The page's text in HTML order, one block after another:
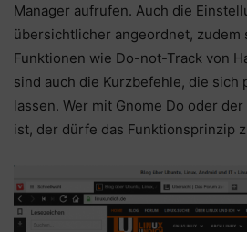
Manager aufrufen. Auch die
übersichtlicher angeordnet, zudem
Funktionen wie Do-not-Track von
sind auch die Kurzbefehle, die sich
lassen. Wer mit Gnome Do oder
ist, der dürfe das Funktionsprinzip